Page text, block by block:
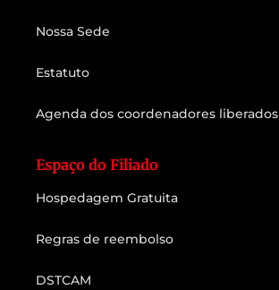
Nossa Sede
Estatuto
Agenda dos coordenadores liberados
Espaço do Filiado
Hospedagem Gratuita
Regras de reembolso
DSTCAM